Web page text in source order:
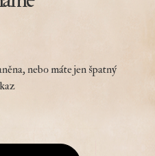
nebo máte jen špatný